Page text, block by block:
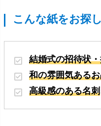
こんな紙をお探
結婚式の招待状
和の雰囲気ある
高級感のある名刺